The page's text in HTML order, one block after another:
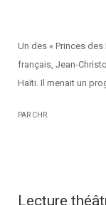
Un des « Princes des
français, Jean-
Haïti. Il menait un
PAR CHR.
Lecture